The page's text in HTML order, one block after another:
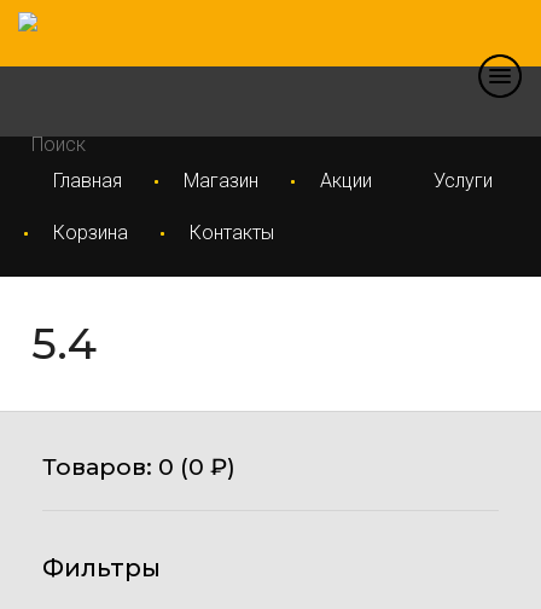
Главная Магазин Акции Услуги
Корзина Контакты
5.4
Товаров: 0 (0 ₽)
Фильтры